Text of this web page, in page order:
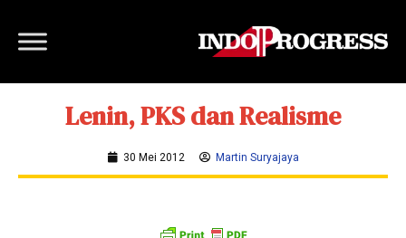
Lenin, PKS dan Realisme
30 Mei 2012 Martin Suryajaya